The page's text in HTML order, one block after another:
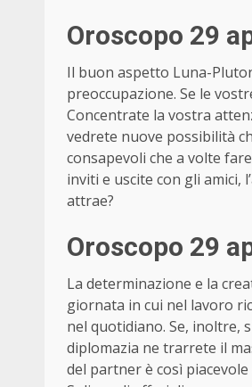
Oroscopo 29
Il buon aspetto Luna-
preoccupazione. Se le
Concentrate la vostra
vedrete nuove possibilità
consapevoli che a volte
inviti e uscite con gli amici,
attrae?
Oroscopo 29
La determinazione e la
giornata in cui nel lavoro
nel quotidiano. Se, inoltre,
diplomazia ne trarrete il
del partner è così